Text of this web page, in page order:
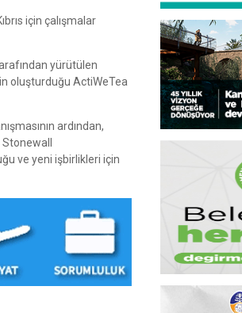
için çalışmalar
yürütülen
oluşturduğu ActiWeTea
ardından,
ve yeni işbirlikleri için